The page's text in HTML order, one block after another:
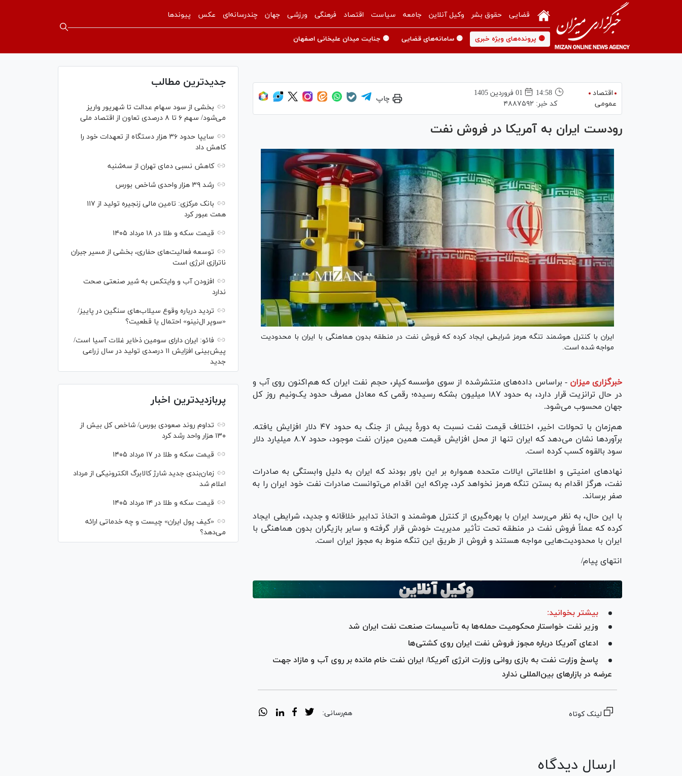
قضایی حقوق بشر وکیل آنلاین جامعه سیاست اقتصاد فرهنگی ورزشی جهان چندرسانه‌ای عکس پیوندها
🟡 پرونده‌های ویژه خبری 🟡 سامانه‌های قضایی 🟡 جنایت میدان علیخانی اصفهان
اقتصاد
عمومی
14:58
01 فروردين 1405
کد خبر: ۴۸۸۷۵۹۲
چاپ
رودست ایران به آمریکا در فروش نفت
ایران با کنترل هوشمند تنگه هرمز شرایطی ایجاد کرده که فروش نفت در منطقه بدون هماهنگی با ایران با محدودیت
مواجه شده است.
خبرگزاری میزان - براساس داده‌های منتشرشده از سوی مؤسسه کپلر، حجم نفت ایران که هم‌اکنون روی آب و
در حال ترانزیت قرار دارد، به حدود ۱۸۷ میلیون بشکه رسیده؛ رقمی که معادل مصرف حدود یک‌ونیم روز کل
جهان محسوب می‌شود.
هم‌زمان با تحولات اخیر، اختلاف قیمت نفت نسبت به دورۀ پیش از جنگ به حدود ۴۷ دلار افزایش یافته.
برآورد‌ها نشان می‌دهد که ایران تنها از محل افزایش قیمت همین میزان نفت موجود، حدود ۸.۷ میلیارد دلار
سود بالقوه کسب کرده است.
نهاد‌های امنیتی و اطلاعاتی ایالات متحده همواره بر این باور بودند که ایران به دلیل وابستگی به صادرات
نفت، هرگز اقدام به بستن تنگه هرمز نخواهد کرد، چراکه این اقدام می‌توانست صادرات نفت خود ایران را به
صفر برساند.
با این حال، به نظر می‌رسد ایران با بهره‌گیری از کنترل هوشمند و اتخاذ تدابیر خلاقانه و جدید، شرایطی ایجاد
کرده که عملاً فروش نفت در منطقه تحت تأثیر مدیریت خودش قرار گرفته و سایر بازیگران بدون هماهنگی با
ایران با محدودیت‌هایی مواجه هستند و فروش از طریق این تنگه منوط به مجوز ایران است.
انتهای پیام/
بیشتر بخوانید:
وزیر نفت خواستار محکومیت حمله‌ها به تأسیسات صنعت نفت ایران شد
ادعای آمریکا درباره مجوز فروش نفت ایران روی کشتی‌ها
پاسخ وزارت نفت به بازی روانی وزارت انرژی آمریکا/ ایران نفت خام مانده بر روی آب و مازاد جهت
عرضه در بازار‌های بین‌المللی ندارد
لینک کوتاه هم‌رسانی:
ارسال دیدگاه
جدیدترین مطالب
بخشی از سود سهام عدالت تا شهریور واریز
می‌شود/ سهم ۶ تا ۸ درصدی تعاون از اقتصاد ملی
سایپا حدود ۳۶ هزار دستگاه از تعهدات خود را
کاهش داد
کاهش نسبی دمای تهران از سه‌شنبه
رشد ۳۹ هزار واحدی شاخص بورس
بانک مرکزی: تامین مالی زنجیره تولید از ۱۱۷
همت عبور کرد
قیمت سکه و طلا در ۱۸ مرداد ۱۴۰۵
توسعه فعالیت‌های حفاری، بخشی از مسیر جبران
ناترازی انرژی است
افزودن آب و وایتکس به شیر صنعتی صحت
ندارد
تردید درباره وقوع سیلاب‌های سنگین در پاییز/
«سوپر ال‌نینو» احتمال یا قطعیت؟
فائو: ایران دارای سومین ذخایر غلات آسیا است/
پیش‌بینی افزایش ۱۱ درصدی تولید در سال زراعی
جدید
پربازدیدترین اخبار
تداوم روند صعودی بورس/ شاخص کل بیش از
۱۳۰ هزار واحد رشد کرد
قیمت سکه و طلا در ۱۷ مرداد ۱۴۰۵
زمان‌بندی جدید شارژ کالابرگ الکترونیکی از مرداد
اعلام شد
قیمت سکه و طلا در ۱۴ مرداد ۱۴۰۵
«کیف پول ایران» چیست و چه خدماتی ارائه
می‌دهد؟